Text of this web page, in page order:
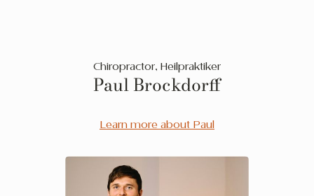
Chiropractor, Heilpraktiker
Paul Brockdorff
Learn more about Paul